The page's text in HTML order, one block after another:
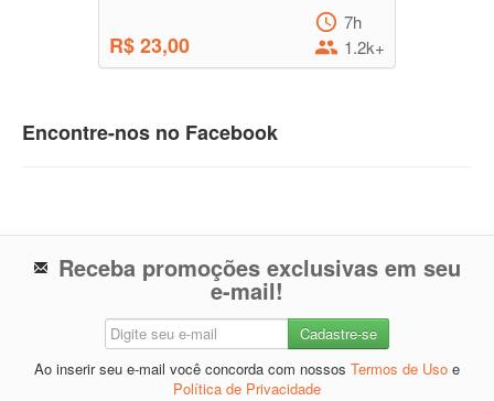
R$ 23,00
7h
1.2k+
Encontre-nos no Facebook
Receba promoções exclusivas em seu
e-mail!
Ao inserir seu e-mail você concorda com nossos Termos de Uso e
Política de Privacidade